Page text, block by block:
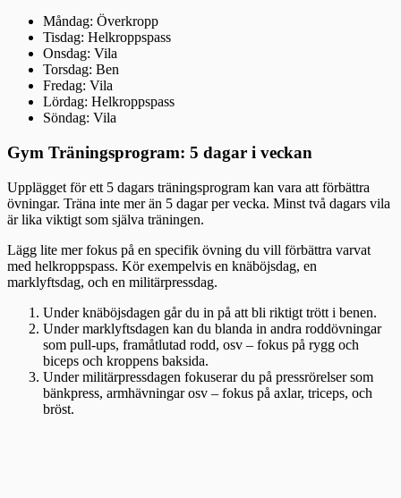
Måndag: Överkropp
Tisdag: Helkroppspass
Onsdag: Vila
Torsdag: Ben
Fredag: Vila
Lördag: Helkroppspass
Söndag: Vila
Gym Träningsprogram: 5 dagar i veckan
Upplägget för ett 5 dagars träningsprogram kan vara att förbättra
övningar. Träna inte mer än 5 dagar per vecka. Minst två dagars vila
är lika viktigt som själva träningen.
Lägg lite mer fokus på en specifik övning du vill förbättra varvat
med helkroppspass. Kör exempelvis en knäböjsdag, en
marklyftsdag, och en militärpressdag.
Under knäböjsdagen går du in på att bli riktigt trött i benen.
Under marklyftsdagen kan du blanda in andra roddövningar
som pull-ups, framåtlutad rodd, osv – fokus på rygg och
biceps och kroppens baksida.
Under militärpressdagen fokuserar du på pressrörelser som
bänkpress, armhävningar osv – fokus på axlar, triceps, och
bröst.